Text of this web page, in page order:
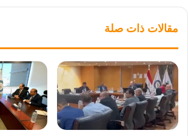
مقالات ذات صلة